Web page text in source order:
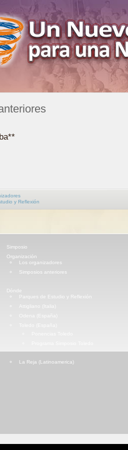
y Reflexión
Simposio
Organización
Los organizadores
Simposios anteriores
Dónde
Parques de Estudio y Reflexión
Attigliano (Italia)
Odena (España)
La Reja (Latinoamerica)